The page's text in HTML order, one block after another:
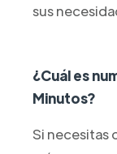
sus
¿Cuál es
Minutos?
Si necesitas